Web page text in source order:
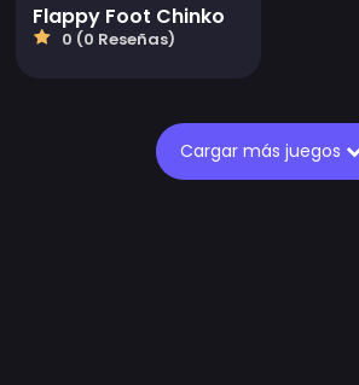
Flappy Foot Chinko
0 (0 Reseñas)
Cargar más juegos